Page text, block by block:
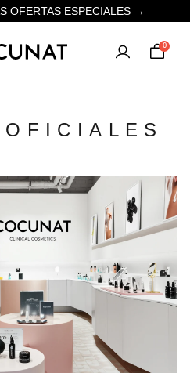
OFERTAS ESPECIALES →
0